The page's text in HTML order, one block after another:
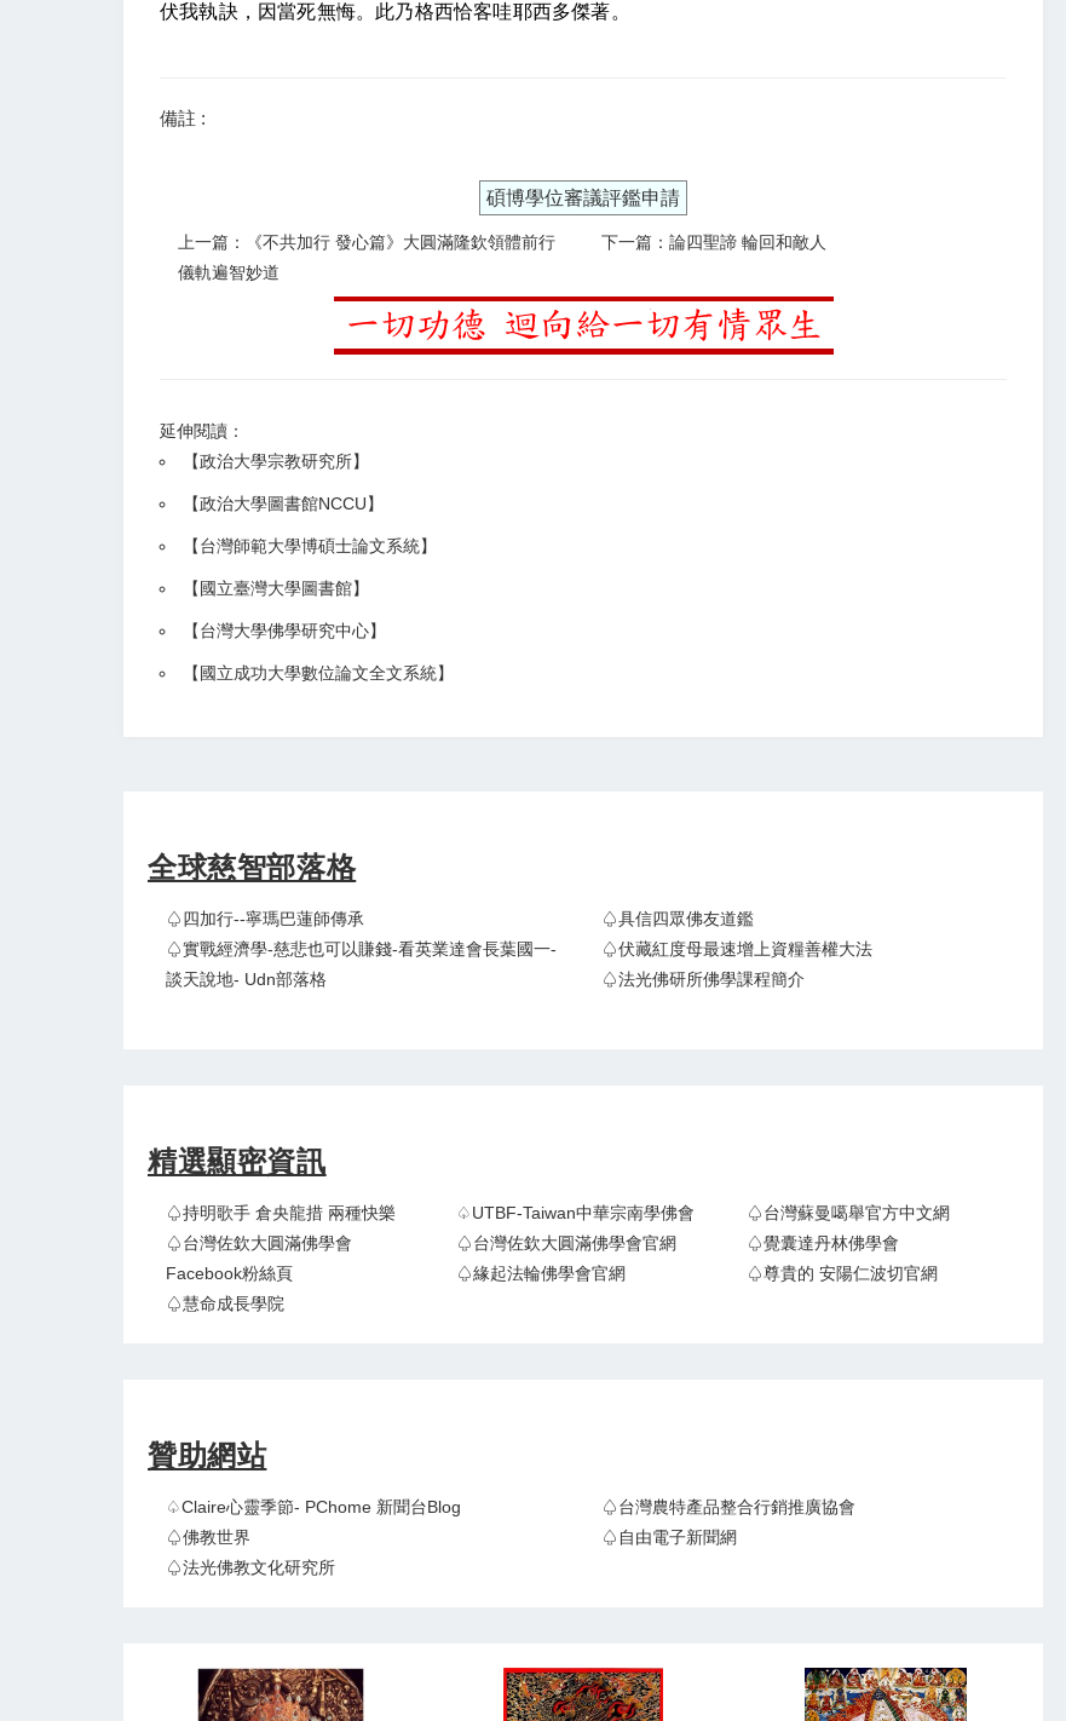
伏我執訣，因當死無悔。此乃格西恰客哇耶西多傑著。
備註 :
碩博學位審議評鑑申請
上一篇：《不共加行 發心篇》大圓滿隆欽領體前行
儀軌遍智妙道
下一篇：論四聖諦 輪回和敵人
延伸閱讀：
【政治大學宗教研究所】
【政治大學圖書館NCCU】
【台灣師範大學博碩士論文系統】
【 國立臺灣大學圖書館】
【台灣大學佛學研究中心】
【 國立成功大學數位論文全文系統】
全球慈智部落格
♤四加行--寧瑪巴蓮師傳承
♤具信四眾佛友道鑑
♤實戰經濟學-慈悲也可以賺錢-看英業達會長葉國一-
談天說地- Udn部落格
♤伏藏紅度母最速增上資糧善權大法
♤法光佛研所佛學課程簡介
精選顯密資訊
♤持明歌手 倉央龍措 兩種快樂 ♤UTBF-Taiwan中華宗南學佛會
♤台灣蘇曼噶舉官方中文網
♤台灣佐欽大圓滿佛學會
Facebook粉絲頁
♤台灣佐欽大圓滿佛學會官網
♤覺囊達丹林佛學會
♤緣起法輪佛學會官網
♤尊貴的 安陽仁波切官網
♤慧命成長學院
贊助網站
♤claire心靈季節- PChome 新聞台Blog
♤台灣農特產品整合行銷推廣協會
♤佛教世界
♤自由電子新聞網
♤法光佛教文化研究所